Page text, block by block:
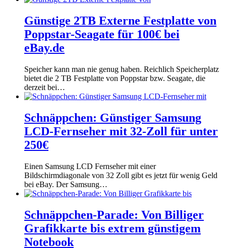
Günstige 2TB Externe Festplatte von
Poppstar-Seagate für 100€ bei
eBay.de
Speicher kann man nie genug haben. Reichlich Speicherplatz
bietet die 2 TB Festplatte von Poppstar bzw. Seagate, die
derzeit bei…
Schnäppchen: Günstiger Samsung
LCD-Fernseher mit 32-Zoll für unter
250€
Einen Samsung LCD Fernseher mit einer
Bildschirmdiagonale von 32 Zoll gibt es jetzt für wenig Geld
bei eBay. Der Samsung…
Schnäppchen-Parade: Von Billiger
Grafikkarte bis extrem günstigem
Notebook